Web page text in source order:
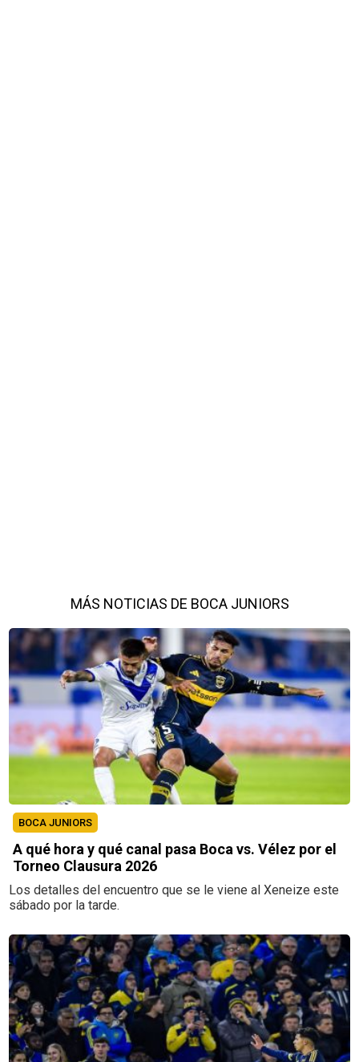
MÁS NOTICIAS DE BOCA JUNIORS
BOCA JUNIORS
A qué hora y qué canal pasa Boca vs. Vélez por el
Torneo Clausura 2026
Los detalles del encuentro que se le viene al Xeneize este
sábado por la tarde.